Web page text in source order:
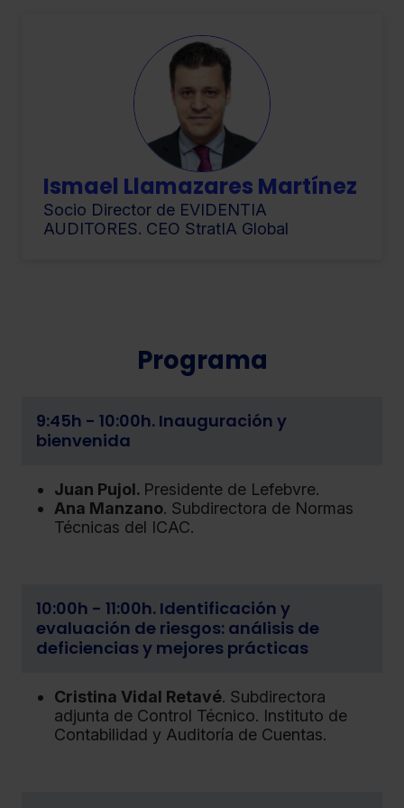
que sean indispensables para la navegación.
Saber más acerca de las cookies
Ismael Llamazares Martínez
Socio Director de EVIDENTIA
AUDITORES. CEO StratIA Global
Programa
9:45h - 10:00h. Inauguración y
bienvenida
Juan Pujol. Presidente de Lefebvre.
Ana Manzano. Subdirectora de Normas
Técnicas del ICAC.
10:00h - 11:00h. Identificación y
evaluación de riesgos: análisis de
deficiencias y mejores prácticas
Cristina Vidal Retavé. Subdirectora
adjunta de Control Técnico. Instituto de
Contabilidad y Auditoría de Cuentas.